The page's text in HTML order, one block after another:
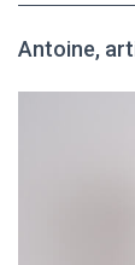
Antoine,